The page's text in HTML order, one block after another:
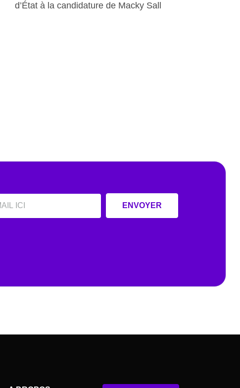
d’État à la candidature de Macky Sall
ENVOYER